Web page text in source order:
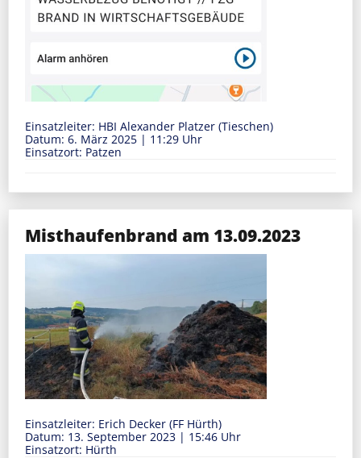
Einsatzleiter: HBI Alexander Platzer (Tieschen)
Datum: 6. März 2025 | 11:29 Uhr
Einsatzort: Patzen
Misthaufenbrand am 13.09.2023
Einsatzleiter: Erich Decker (FF Hürth)
Datum: 13. September 2023 | 15:46 Uhr
Einsatzort: Hürth